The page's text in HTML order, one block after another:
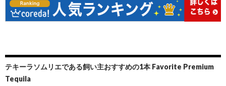
テキーラソムリエである飼い主おすすめの1本 Favorite Premium
Tequila